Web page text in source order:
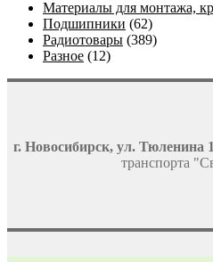
Материалы для монтажа,
Подшипники (62)
Радиотовары (389)
Разное (12)
г. Новосибирск, ул. Тюленина
транспорта